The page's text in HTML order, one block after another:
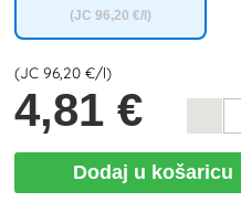
(JC96,20 €/l)
(JC96 ,20 €/l)
4,81 €
Dodaj u košaricu